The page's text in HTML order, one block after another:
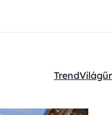
Kategóriák:
TrendVilágűr